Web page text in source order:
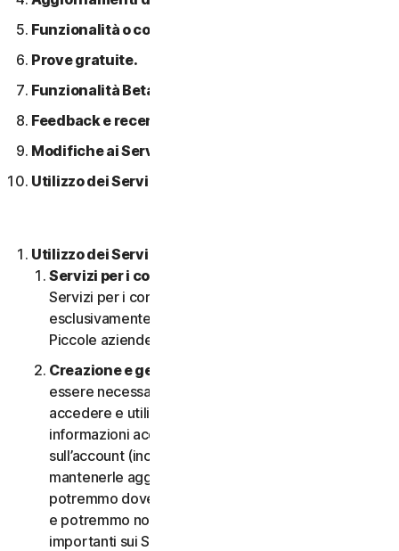
Funzionalità o contenuti di terzi.
Prove gratuite.
Funzionalità Beta.
Feedback e recensioni.
Modifiche ai Servizi.
Utilizzo dei Servizi in una rete.
Utilizzo dei Servizi.
Servizi per i consumatori o aziendali
Servizi per i consumatori sono concepiti e adatti
esclusivamente per i consumatori, non per le
Piccole aziende.
Creazione e gestione di un account.
essere necessario disporre di un account per
accedere e utilizzare i Servizi. È importante fornire
informazioni accurate, complete e aggiornate
sull’account (incluso un indirizzo e-mail valido) e
mantenerle aggiornate. In caso contrario,
potremmo dover sospendere o chiudere l’account
e potremmo non riuscire a inviare notifiche
importanti sui Servizi. L’account è personale ed